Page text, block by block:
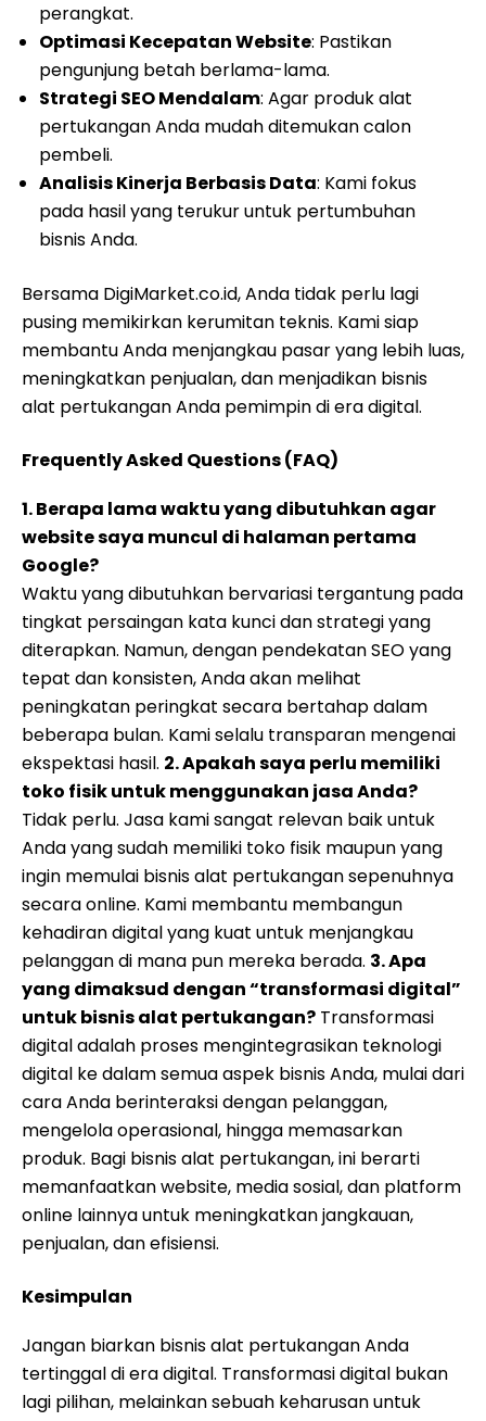
perangkat.
Optimasi Kecepatan Website: Pastikan
pengunjung betah berlama-lama.
Strategi SEO Mendalam: Agar produk alat
pertukangan Anda mudah ditemukan calon
pembeli.
Analisis Kinerja Berbasis Data: Kami fokus
pada hasil yang terukur untuk pertumbuhan
bisnis Anda.
Bersama DigiMarket.co.id, Anda tidak perlu lagi
pusing memikirkan kerumitan teknis. Kami siap
membantu Anda menjangkau pasar yang lebih luas,
meningkatkan penjualan, dan menjadikan bisnis
alat pertukangan Anda pemimpin di era digital.
Frequently Asked Questions (FAQ)
1. Berapa lama waktu yang dibutuhkan agar
website saya muncul di halaman pertama
Google?
Waktu yang dibutuhkan bervariasi tergantung pada
tingkat persaingan kata kunci dan strategi yang
diterapkan. Namun, dengan pendekatan SEO yang
tepat dan konsisten, Anda akan melihat
peningkatan peringkat secara bertahap dalam
beberapa bulan. Kami selalu transparan mengenai
ekspektasi hasil. 2. Apakah saya perlu memiliki
toko fisik untuk menggunakan jasa Anda?
Tidak perlu. Jasa kami sangat relevan baik untuk
Anda yang sudah memiliki toko fisik maupun yang
ingin memulai bisnis alat pertukangan sepenuhnya
secara online. Kami membantu membangun
kehadiran digital yang kuat untuk menjangkau
pelanggan di mana pun mereka berada. 3. Apa
yang dimaksud dengan “transformasi digital”
untuk bisnis alat pertukangan? Transformasi
digital adalah proses mengintegrasikan teknologi
digital ke dalam semua aspek bisnis Anda, mulai dari
cara Anda berinteraksi dengan pelanggan,
mengelola operasional, hingga memasarkan
produk. Bagi bisnis alat pertukangan, ini berarti
memanfaatkan website, media sosial, dan platform
online lainnya untuk meningkatkan jangkauan,
penjualan, dan efisiensi.
Kesimpulan
Jangan biarkan bisnis alat pertukangan Anda
tertinggal di era digital. Transformasi digital bukan
lagi pilihan, melainkan sebuah keharusan untuk